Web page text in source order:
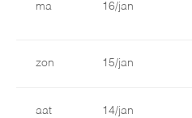
ma 16/jan
zon 15/jan
aat 14/jan